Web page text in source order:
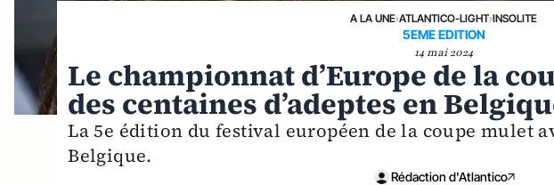
A LA UNE›ATLANTICO-LIGHT›INSOLITE
5EME EDITION
14 mai 2024
Le championnat d’Europe de la
des centaines d’adeptes en
La 5e édition du festival européen de la coupe mulet
Belgique.
Rédaction d'Atlantico